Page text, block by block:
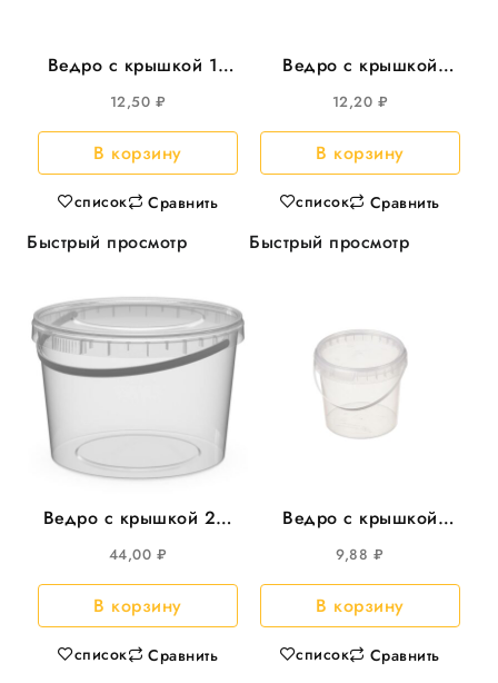
Ведро с крышкой 1л
круглое , d=131мм
200шт/уп
12,50 ₽
В корзину
список Сравнить
Быстрый просмотр
Ведро с крышкой
325шт/кор
12,20 ₽
В корзину
список Сравнить
Быстрый просмотр
Ведро с крышкой 2л,
d-173 круглое 100шт/
уп Перинт
44,00 ₽
В корзину
список Сравнить
Ведро с крышкой
500мл круглое d-=112
100шт/кор
9,88 ₽
В корзину
список Сравнить